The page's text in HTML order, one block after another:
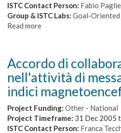
ISTC Contact Person: Fabio
Group & ISTC Labs: Goal-Oriented
Read more
nella
società
conoscenza:
gli
effetti
della
Accordo di
nell'attività di
indici
Project Funding: Other - National
Project Timeframe: 31 Dec 2005
ISTC Contact Person: Franca